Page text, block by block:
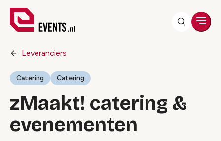
Leveranciers
Catering Catering
zMaakt! catering &
evenementen